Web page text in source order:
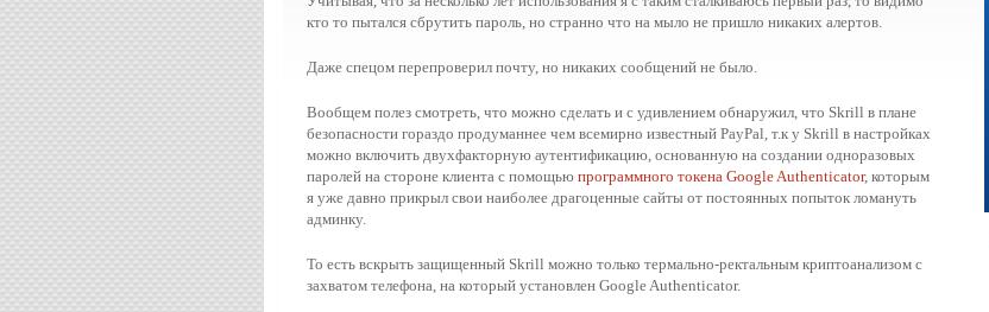
кто то пытался сбрутить пароль, но странно что на мыло не пришло никаких алертов.
Даже спецом перепроверил почту, но никаких сообщений не было.
Вообщем полез смотреть, что можно сделать и с удивлением обнаружил, что Skrill в плане
безопасности гораздо продуманнее чем всемирно известный PayPal, т.к у Skrill в настройках
можно включить двухфакторную аутентификацию, основанную на создании одноразовых
паролей на стороне клиента с помощью программного токена Google Authenticator, которым
я уже давно прикрыл свои наиболее драгоценные сайты от постоянных попыток ломануть
админку.
То есть вскрыть защищенный Skrill можно только термально-ректальным криптоанализом с
захватом телефона, на который установлен Google Authenticator.